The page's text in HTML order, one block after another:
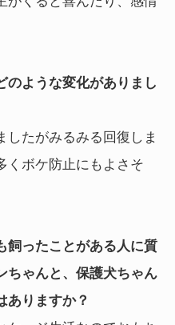
のような変化がありまし
したがみるみる回復しま
ボケ防止にもよさそ
飼ったことがある人に質
ちゃんと、保護犬ちゃん
ありますか？